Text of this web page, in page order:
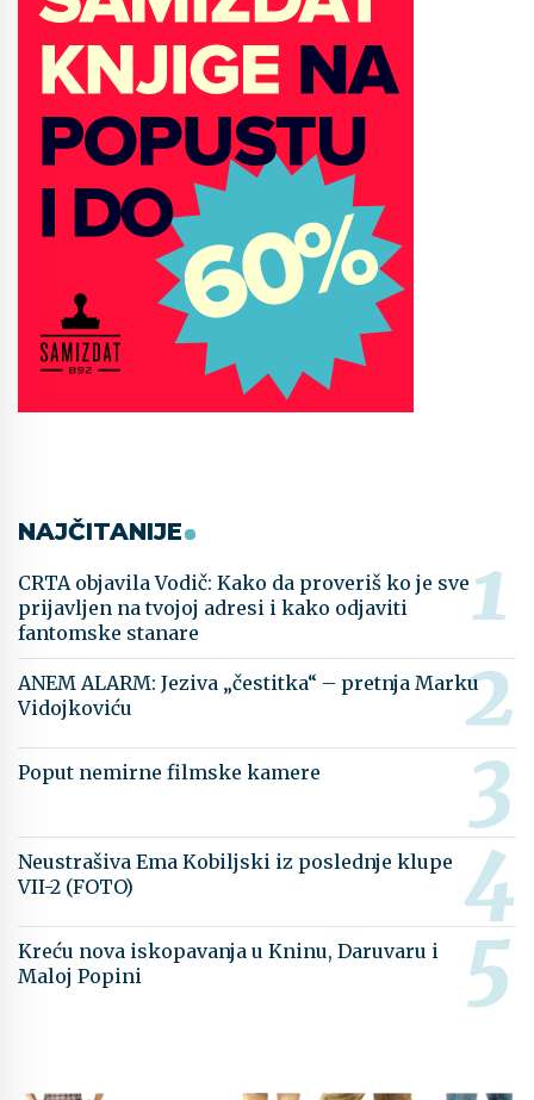
NAJČITANIJE
CRTA objavila Vodič: Kako da proveriš ko je sve
prijavljen na tvojoj adresi i kako odjaviti
fantomske stanare
ANEM ALARM: Jeziva „čestitka“ – pretnja Marku
Vidojkoviću
Poput nemirne filmske kamere
Neustrašiva Ema Kobiljski iz poslednje klupe
VII-2 (FOTO)
Kreću nova iskopavanja u Kninu, Daruvaru i
Maloj Popini